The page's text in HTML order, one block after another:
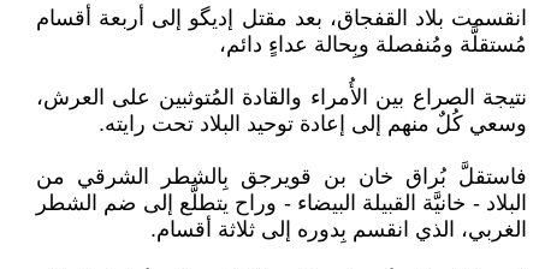
انقسمت بلاد القفجاق، بعد مقتل إديگو إلى أربعة أقسام
مُستقلَّة ومُنفصلة وبِحالة عداءٍ دائم،
نتيجة الصراع بين الأُمراء والقادة المُتوثبين على العرش،
وسعي كُلٌ منهم إلى إعادة توحيد البلاد تحت رايته.
فاستقلَّ بُراق خان بن قويرجق بِالشطر الشرقي من
البلاد - خانيَّة القبيلة البيضاء - وراح يتطلَّع إلى ضم الشطر
الغربي، الذي انقسم بِدوره إلى ثلاثة أقسام.